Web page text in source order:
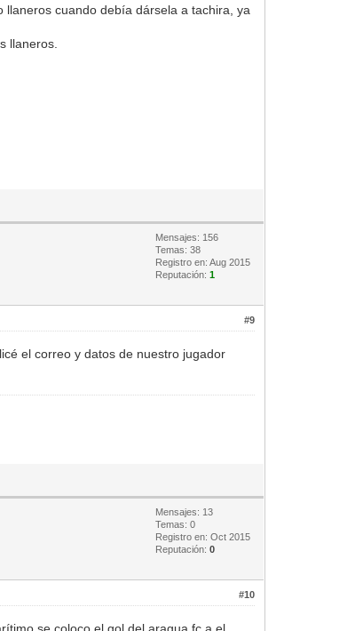
cuando debía dársela a tachira, ya
llaneros.
Mensajes: 156
Temas: 38
Registro en: Aug 2015
Reputación:1
#9
el correo y datos de nuestro jugador
Mensajes: 13
Temas: 0
Registro en: Oct 2015
Reputación:0
#10